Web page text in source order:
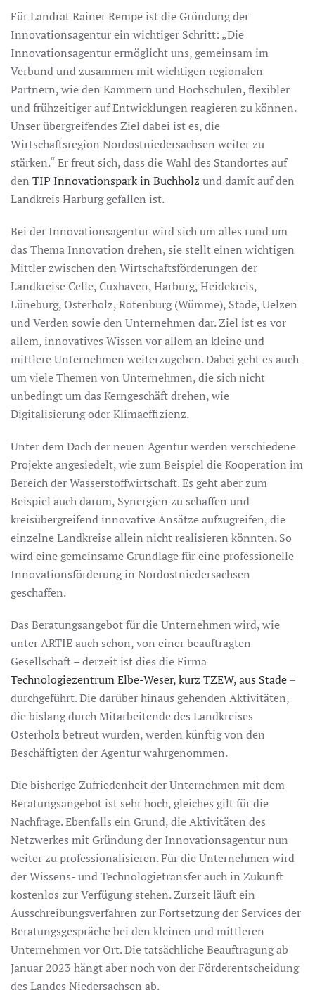
Für Landrat Rainer Rempe ist die Gründung der
Innovationsagentur ein wichtiger Schritt: „Die
Innovationsagentur ermöglicht uns, gemeinsam im
Verbund und zusammen mit wichtigen regionalen
Partnern, wie den Kammern und Hochschulen, flexibler
und frühzeitiger auf Entwicklungen reagieren zu können.
Unser übergreifendes Ziel dabei ist es, die
Wirtschaftsregion Nordostniedersachsen weiter zu
stärken.“ Er freut sich, dass die Wahl des Standortes auf
den TIP Innovationspark in Buchholz und damit auf den
Landkreis Harburg gefallen ist.
Bei der Innovationsagentur wird sich um alles rund um
das Thema Innovation drehen, sie stellt einen wichtigen
Mittler zwischen den Wirtschaftsförderungen der
Landkreise Celle, Cuxhaven, Harburg, Heidekreis,
Lüneburg, Osterholz, Rotenburg (Wümme), Stade, Uelzen
und Verden sowie den Unternehmen dar. Ziel ist es vor
allem, innovatives Wissen vor allem an kleine und
mittlere Unternehmen weiterzugeben. Dabei geht es auch
um viele Themen von Unternehmen, die sich nicht
unbedingt um das Kerngeschäft drehen, wie
Digitalisierung oder Klimaeffizienz.
Unter dem Dach der neuen Agentur werden verschiedene
Projekte angesiedelt, wie zum Beispiel die Kooperation im
Bereich der Wasserstoffwirtschaft. Es geht aber zum
Beispiel auch darum, Synergien zu schaffen und
kreisübergreifend innovative Ansätze aufzugreifen, die
einzelne Landkreise allein nicht realisieren könnten. So
wird eine gemeinsame Grundlage für eine professionelle
Innovationsförderung in Nordostniedersachsen
geschaffen.
Das Beratungsangebot für die Unternehmen wird, wie
unter ARTIE auch schon, von einer beauftragten
Gesellschaft – derzeit ist dies die Firma
Technologiezentrum Elbe-Weser, kurz TZEW, aus Stade–
durchgeführt. Die darüber hinaus gehenden Aktivitäten,
die bislang durch Mitarbeitende des Landkreises
Osterholz betreut wurden, werden künftig von den
Beschäftigten der Agentur wahrgenommen.
Die bisherige Zufriedenheit der Unternehmen mit dem
Beratungsangebot ist sehr hoch, gleiches gilt für die
Nachfrage. Ebenfalls ein Grund, die Aktivitäten des
Netzwerkes mit Gründung der Innovationsagentur nun
weiter zu professionalisieren. Für die Unternehmen wird
der Wissens- und Technologietransfer auch in Zukunft
kostenlos zur Verfügung stehen. Zurzeit läuft ein
Ausschreibungsverfahren zur Fortsetzung der Services der
Beratungsgespräche bei den kleinen und mittleren
Unternehmen vor Ort. Die tatsächliche Beauftragung ab
Januar 2023 hängt aber noch von der Förderentscheidung
des Landes Niedersachsen ab.